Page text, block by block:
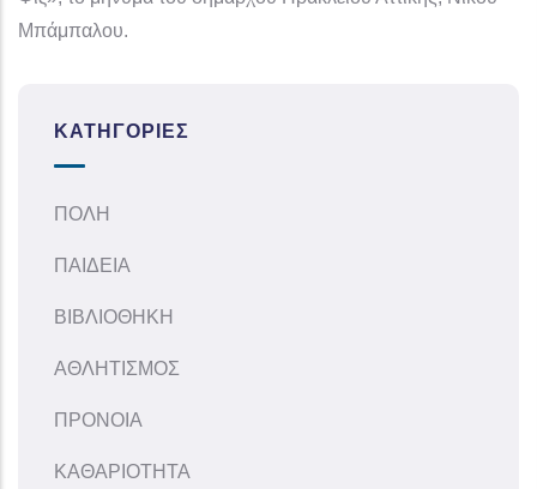
Μπάμπαλου.
ΚΑΤΗΓΟΡΊΕΣ
ΠΟΛΗ
ΠΑΙΔΕΙΑ
ΒΙΒΛΙΟΘΗΚΗ
ΑΘΛΗΤΙΣΜΟΣ
ΠΡΟΝΟΙΑ
ΚΑΘΑΡΙΟΤΗΤΑ